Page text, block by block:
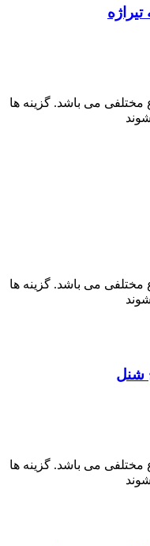
مختلفی می باشد. گزینه ها
مختلفی می باشد. گزینه ها
مختلفی می باشد. گزینه ها